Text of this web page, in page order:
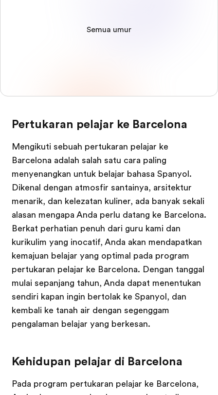
Semua umur
Pertukaran pelajar ke Barcelona
Mengikuti sebuah pertukaran pelajar ke
Barcelona adalah salah satu cara paling
menyenangkan untuk belajar bahasa Spanyol.
Dikenal dengan atmosfir santainya, arsitektur
menarik, dan kelezatan kuliner, ada banyak sekali
alasan mengapa Anda perlu datang ke Barcelona.
Berkat perhatian penuh dari guru kami dan
kurikulim yang inocatif, Anda akan mendapatkan
kemajuan belajar yang optimal pada program
pertukaran pelajar ke Barcelona. Dengan tanggal
mulai sepanjang tahun, Anda dapat menentukan
sendiri kapan ingin bertolak ke Spanyol, dan
kembali ke tanah air dengan segenggam
pengalaman belajar yang berkesan.
Kehidupan pelajar di Barcelona
Pada program pertukaran pelajar ke Barcelona,